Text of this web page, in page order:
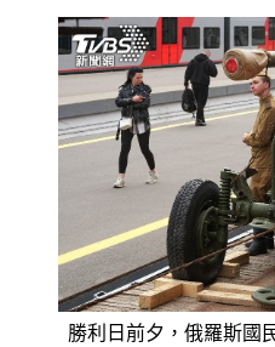
勝利日前夕，俄羅斯國